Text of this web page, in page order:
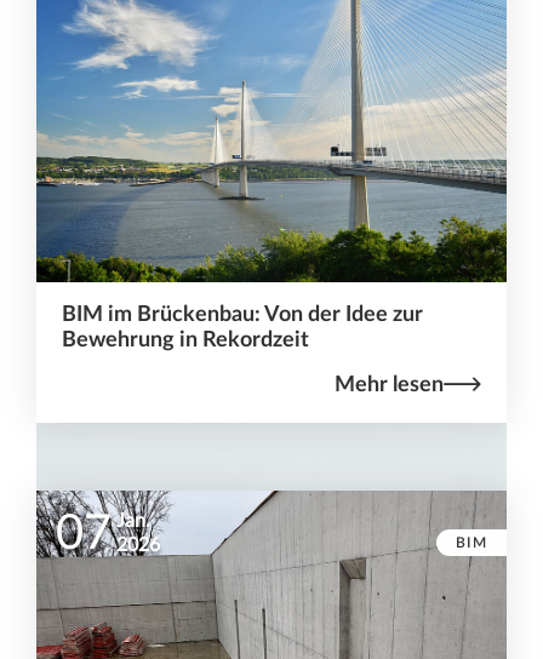
BIM im Brückenbau: Von der Idee zur
Bewehrung in Rekordzeit
Mehr lesen
BIM
07 Jan.
2026